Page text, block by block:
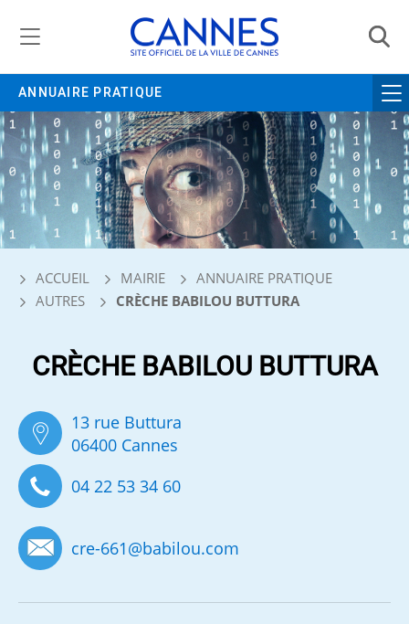
ANNUAIRE PRATIQUE
ACCUEIL MAIRIE
ANNUAIRE PRATIQUE
AUTRES
CRÈCHE BABILOU BUTTURA
CRÈCHE BABILOU BUTTURA
13 rue Buttura
06400 Cannes
04 22 53 34 60
cre-661@babilou.com